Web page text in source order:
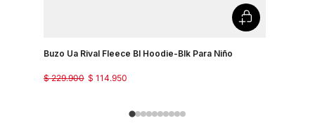
Buzo Ua Rival Fleece Bl Hoodie-Blk Para Niño
$ 114.950
$ 229.900